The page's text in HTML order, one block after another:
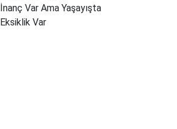
İnanç Var Ama Yaşayışta
Eksiklik Var